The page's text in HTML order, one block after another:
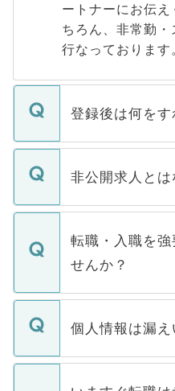
ートナーにお伝
ちろん、非常勤
行なっております
登録後は何を
ご登録いただき
登録内容を確認
ます。通常、5営
いただきますの
非公開求人とは
マイナビ
うち約3割は、
けない「非公開
下記の理由によ
ません。
■応募殺到を避け
関を公にしてし
転職・入職を
せんか？
転職・入職を強
ん。また、仮に
定を承諾する必
の辞退の連絡は
個人情報は漏え
個人情報が漏え